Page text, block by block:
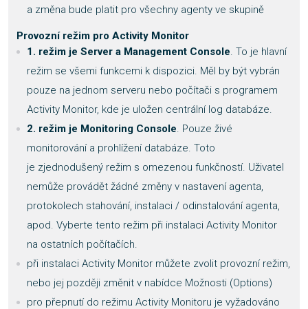
a změna bude platit pro všechny agenty ve skupině
Provozní režim pro Activity Monitor
1. režim je Server a Management Console. To je hlavní
režim se všemi funkcemi k dispozici. Měl by být vybrán
pouze na jednom serveru nebo počítači s programem
Activity Monitor, kde je uložen centrální log databáze.
2. režim je Monitoring Console. Pouze živé
monitorování a prohlížení databáze. Toto
je zjednodušený režim s omezenou funkčností. Uživatel
nemůže provádět žádné změny v nastavení agenta,
protokolech stahování, instalaci / odinstalování agenta,
apod. Vyberte tento režim při instalaci Activity Monitor
na ostatních počítačích.
při instalaci Activity Monitor můžete zvolit provozní režim,
nebo jej později změnit v nabídce Možnosti (Options)
pro přepnutí do režimu Activity Monitoru je vyžadováno